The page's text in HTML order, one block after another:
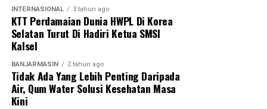
Messenger 0
memperoleh keberkahan, baik di dunia maupun di
akhirat.
dan doa umat yang dipanjatkan melalui lantunan
shalawat dapat dikabulkan oleh Allah SWT serta
mendapat ridha dari Baginda Nabi Muhammad SAW.
INTERNASIONAL 3 tahun ago
KTT Perdamaian Dunia HWPL Di Korea
Selatan Turut Di Hadiri Ketua SMSI
Kalsel
BANJARMASIN 2 tahun ago
Tidak Ada Yang Lebih Penting Daripada
Air, Qum Water Solusi Kesehatan Masa
Kini